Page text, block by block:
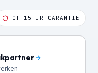
TOT 15 JR GARANTIE